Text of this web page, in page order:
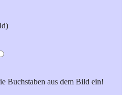
Buchstaben aus dem Bild ein!